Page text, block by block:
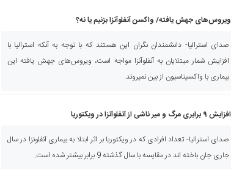
ویروس‌های جهش یافته/ واکسن آنفلوآنزا بزنیم یا نه؟
صدای استرالیا- دانشمندان نگران این هستند که با توجه به آنکه استرالیا با
افزایش شمار مبتلایان به آنفلوآنزا مواجه است، ویروس‌های جهش یافته این
بیماری با واکسیناسیون از بین نمی‎روند.
افزایش ۹ برابری مرگ و میر ناشی از آنفلوآنزا در ویکتوریا
صدای استرالیا- تعداد افرادی که در ویکتوریا بر اثر ابتلا به بیماری آنفلونزا در سال
جاری جان باخته اند در مقایسه با سال گذشته 9 برابر بیشتر شده است.